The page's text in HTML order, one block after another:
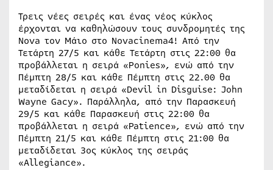
Τρεις νέες σειρές και ένας νέος κύκλος
έρχονται να καθηλώσουν τους συνδρομητές της
Nova τον Μάιο στο Novacinema4! Aπό την
Τετάρτη 27/5 και κάθε Τετάρτη στις 22:00 θα
προβάλλεται η σειρά «Ponies», ενώ από την
Πέμπτη 28/5 και κάθε Πέμπτη στις 22.00 θα
μεταδίδεται η σειρά «Devil in Disguise: John
Wayne Gacy». Παράλληλα, από την Παρασκευή
29/5 και κάθε Παρασκευή στις 22:00 θα
προβάλλεται η σειρά «Patience», ενώ από την
Πέμπτη 21/5 και κάθε Πέμπτη στις 21:00 θα
μεταδίδεται 3ος κύκλος της σειράς
«Allegiance».